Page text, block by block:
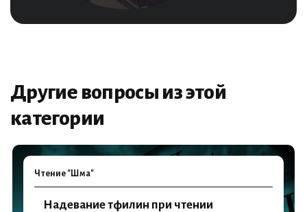
Другие вопросы из этой
категории
Чтение "Шма"
Надевание тфилин при чтении